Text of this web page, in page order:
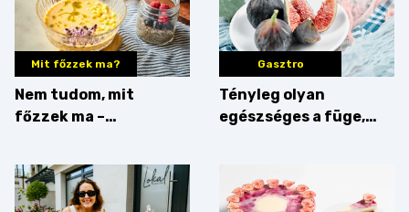
Mit főzzek ma?
Nem tudom, mit
főzzek ma –
Gasztro
Tényleg olyan
egészséges a füge,